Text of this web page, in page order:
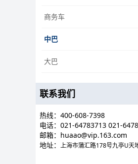
商务车
中巴
大巴
联系我们
热线：400-608-7398
电话： 021-64783713 021-
邮箱：huaao@vip.163.com
地址： 上海市蒲汇路178号九亭U天